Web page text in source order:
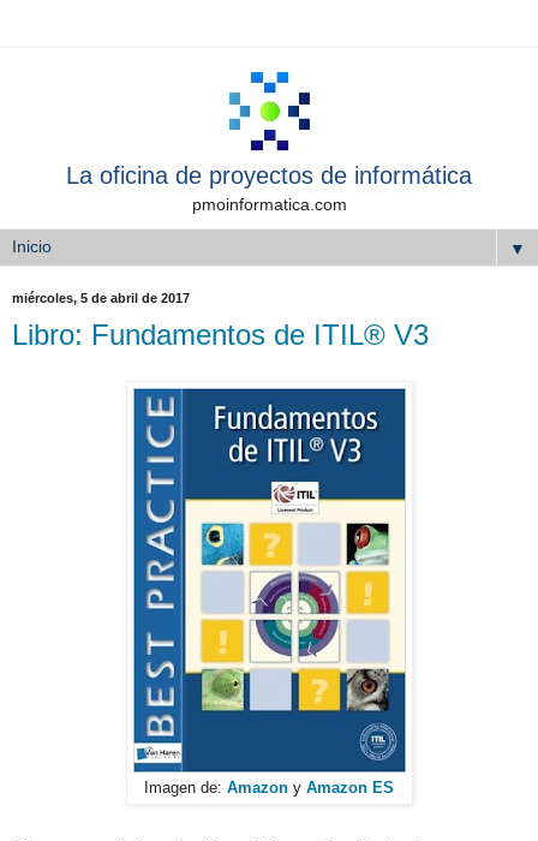
La oficina de proyectos de informática
pmoinformatica.com
▼
miércoles, 5 de abril de 2017
Libro: Fundamentos de ITIL® V3
Imagen de: Amazon y Amazon ES